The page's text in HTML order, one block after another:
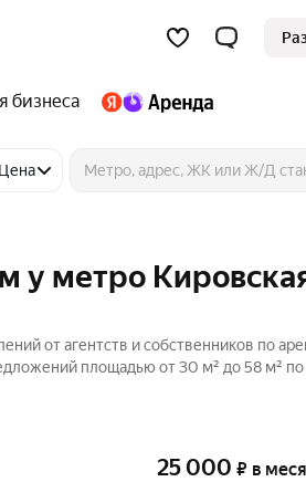
бизнеса
Цена
у метро
от агентств и собственников по
площадью от 30 м² до 58 м² по
25 000 ₽ в